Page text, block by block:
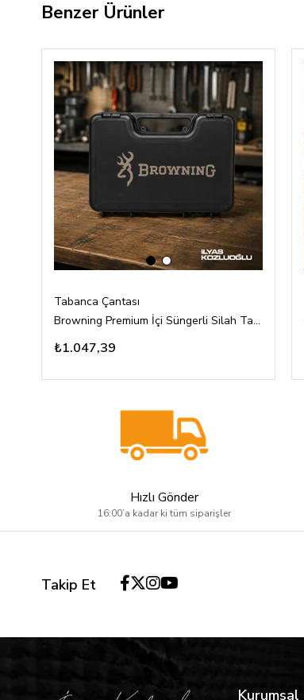
Benzer Ürünler
Tabanca Çantası
Browning Premium İçi Süngerli Silah Taşıma Çantası
₺1.047,39
Hızlı Gönder
16:00’a kadar ki tüm siparişler
Takip Et
Kurumsal